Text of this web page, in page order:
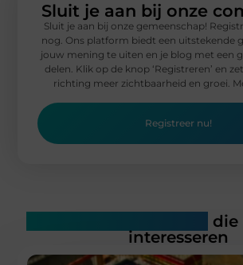
Sluit je aan bij onze
Sluit je aan bij onze gemeenschap!
nog. Ons platform biedt een uitstekende
jouw mening te uiten en je blog met een
delen. Klik op de knop ‘Registreren’ en
richting meer zichtbaarheid en groei.
Registreer nu!
die
interesseren